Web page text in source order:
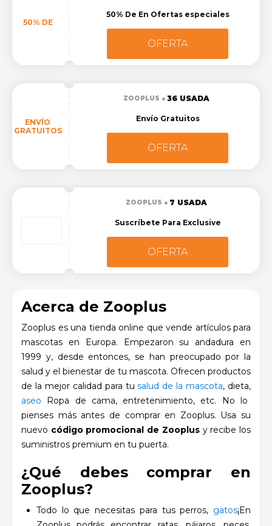
50% DE
50% De En Ofertas especiales
OFERTA
ENVÍO
GRATUITOS
ZOOPLUS 36 USADA
Envío Gratuitos
OFERTA
ZOOPLUS 7 USADA
Suscríbete Para Exclusive
OFERTA
Acerca de Zooplus
Zooplus es una tienda online que vende artículos para
mascotas en Europa. Empezaron su andadura en
1999 y, desde entonces, se han preocupado por la
salud y el bienestar de tu mascota. Ofrecen productos
de la mejor calidad para tu salud de la mascota, dieta,
aseo
Ropa de cama, entretenimiento, etc. No lo
pienses más antes de comprar en Zooplus. Usa su
nuevo código promocional de Zooplus y recibe los
suministros premium en tu puerta.
¿Qué debes comprar en
Zooplus?
Todo lo que necesitas para tus perros, gatos¡En